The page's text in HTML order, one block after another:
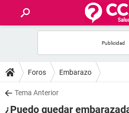
FOROS
SALUD
Foros Embarazo
Tema Anterior
¿Puedo quedar